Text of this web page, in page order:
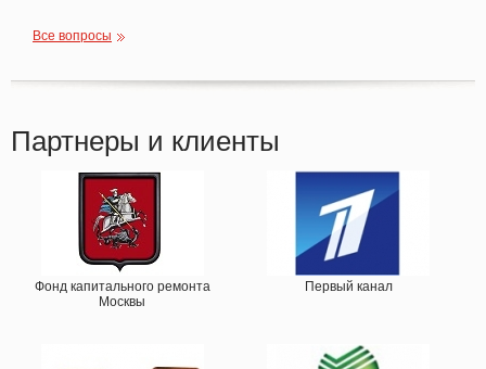
Все вопросы
Партнеры и клиенты
Фонд капитального ремонта
Москвы
Первый канал